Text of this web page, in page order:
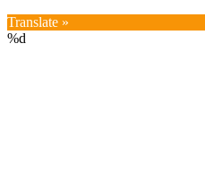
Translate »
%d